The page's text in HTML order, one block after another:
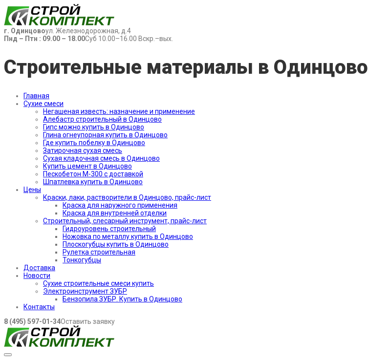
г. Одинцовоул. Железнодорожная, д.4
Пнд – Птн : 09.00 – 18.00Суб 10.00–16.00 Вскр.–вых.
Строительные материалы в Одинцово
Главная
Сухие смеси
Негашеная известь: назначение и применение
Алебастр строительный в Одинцово
Гипс можно купить в Одинцово
Глина огнеупорная купить в Одинцово
Где купить побелку в Одинцово
Затирочная сухая смесь
Сухая кладочная смесь в Одинцово
Купить цемент в Одинцово
Пескобетон М-300 с доставкой
Шпатлевка купить в Одинцово
Цены
Краски, лаки, растворители в Одинцово, прайс-лист
Краска для наружного применения
Краска для внутренней отделки
Строительный, слесарный инструмент, прайс-лист
Гидроуровень строительный
Ножовка по металлу купить в Одинцово
Плоскогубцы купить в Одинцово
Рулетка строительная
Тонкогубцы
Доставка
Новости
Сухие строительные смеси купить
Электроинструмент ЗУБР
Бензопила ЗУБР. Купить в Одинцово
Контакты
8 (495) 597-01-34Оставить заявку